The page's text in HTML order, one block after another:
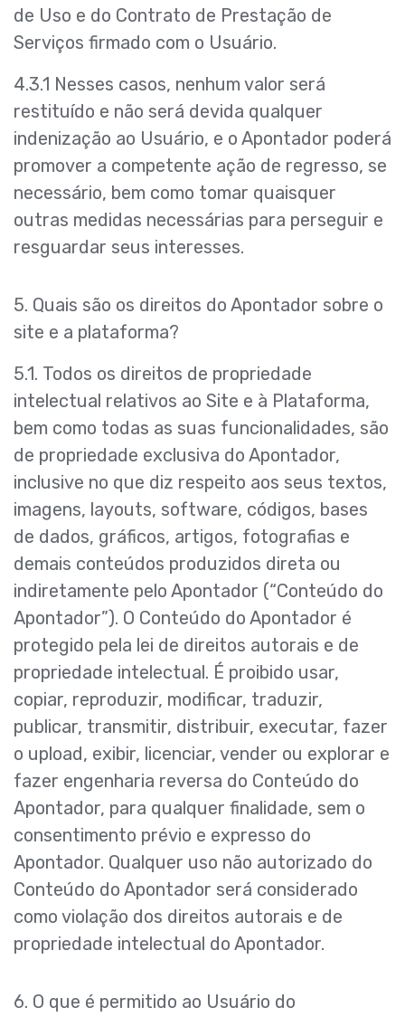
de Uso e do Contrato de Prestação de
Serviços firmado com o Usuário.
4.3.1 Nesses casos, nenhum valor será
restituído e não será devida qualquer
indenização ao Usuário, e o Apontador poderá
promover a competente ação de regresso, se
necessário, bem como tomar quaisquer
outras medidas necessárias para perseguir e
resguardar seus interesses.
5. Quais são os direitos do Apontador sobre o
site e a plataforma?
5.1. Todos os direitos de propriedade
intelectual relativos ao Site e à Plataforma,
bem como todas as suas funcionalidades, são
de propriedade exclusiva do Apontador,
inclusive no que diz respeito aos seus textos,
imagens, layouts, software, códigos, bases
de dados, gráficos, artigos, fotografias e
demais conteúdos produzidos direta ou
indiretamente pelo Apontador (“Conteúdo do
Apontador”). O Conteúdo do Apontador é
protegido pela lei de direitos autorais e de
propriedade intelectual. É proibido usar,
copiar, reproduzir, modificar, traduzir,
publicar, transmitir, distribuir, executar, fazer
o upload, exibir, licenciar, vender ou explorar e
fazer engenharia reversa do Conteúdo do
Apontador, para qualquer finalidade, sem o
consentimento prévio e expresso do
Apontador. Qualquer uso não autorizado do
Conteúdo do Apontador será considerado
como violação dos direitos autorais e de
propriedade intelectual do Apontador.
6. O que é permitido ao Usuário do